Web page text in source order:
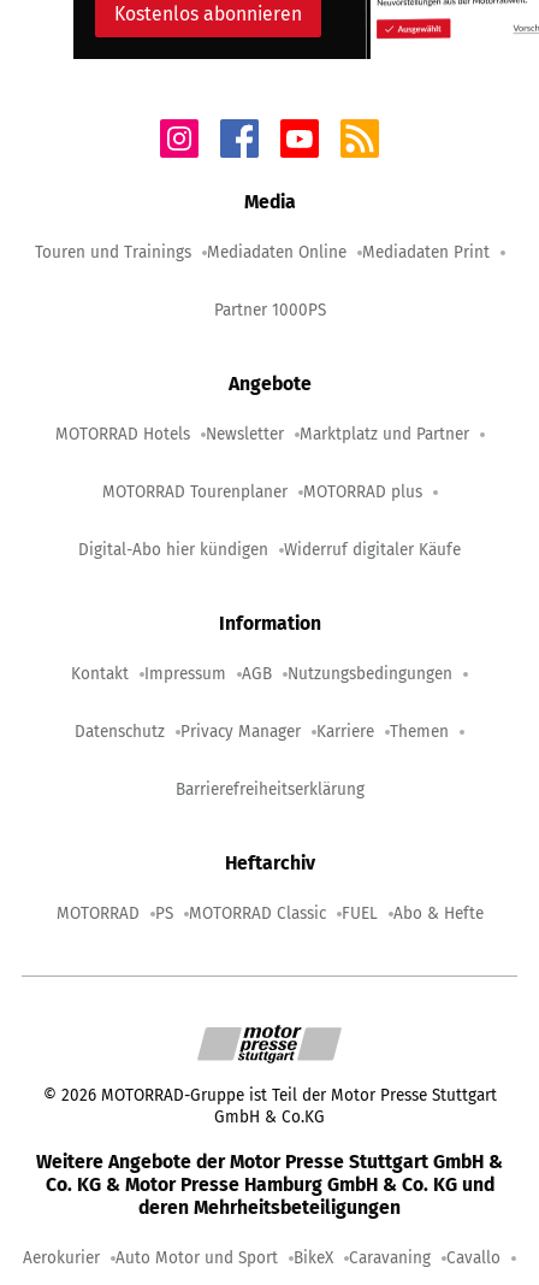
Kostenlos abonnieren
Media
Touren und Trainings Mediadaten Online Mediadaten Print
Partner 1000PS
Angebote
MOTORRAD Hotels Newsletter Marktplatz und Partner
MOTORRAD Tourenplaner MOTORRAD plus
Digital-Abo hier kündigen Widerruf digitaler Käufe
Information
Kontakt Impressum AGB Nutzungsbedingungen
Datenschutz Privacy Manager Karriere Themen
Barrierefreiheitserklärung
Heftarchiv
MOTORRAD PS MOTORRAD Classic FUEL Abo & Hefte
© 2026 MOTORRAD-Gruppe ist Teil der Motor Presse Stuttgart
GmbH & Co.KG
Weitere Angebote der Motor Presse Stuttgart GmbH &
Co. KG & Motor Presse Hamburg GmbH & Co. KG und
deren Mehrheitsbeteiligungen
Aerokurier Auto Motor und Sport BikeX Caravaning Cavallo